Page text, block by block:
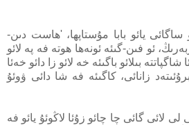
ساگائى يائو بابا مۇستاپھا، 'ھاست دىن-
ئو فىن-گىئە ئونەھا ھوتە فە پە لائو
بىلائو باگىئە خە لائو زا دائو خەئا
زانائى، كاگىئە فە شا دائى ۋوئۇ
لى لائى گائى چا چائو زۇئا لاڭوئۇ يائو فە